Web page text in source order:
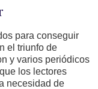
para conseguir
el triunfo de
y varios periódicos
los lectores
necesidad de